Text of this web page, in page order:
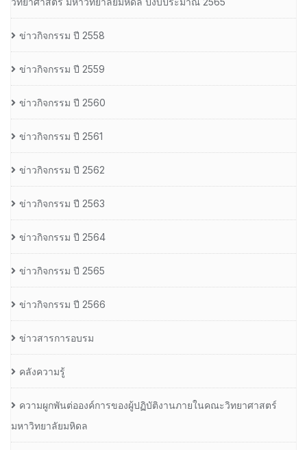
ข่าวกิจกรรม ปี 2558
ข่าวกิจกรรม ปี 2559
ข่าวกิจกรรม ปี 2560
ข่าวกิจกรรม ปี 2561
ข่าวกิจกรรม ปี 2562
ข่าวกิจกรรม ปี 2563
ข่าวกิจกรรม ปี 2564
ข่าวกิจกรรม ปี 2565
ข่าวกิจกรรม ปี 2566
ข่าวสารการอบรม
คลังความรู้
ความผูกพันต่อองค์การของผู้ปฏิบัติงานภายในคณะวิทยาศาสตร์
มหาวิทยาลัยมหิดล